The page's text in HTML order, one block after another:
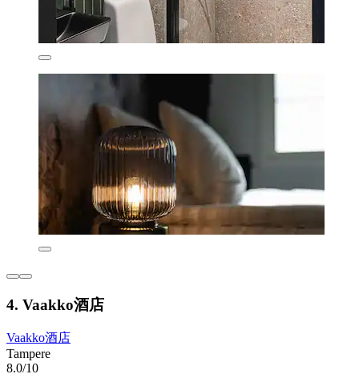
4. Vaakko酒店
Vaakko酒店
Tampere
8.0/10